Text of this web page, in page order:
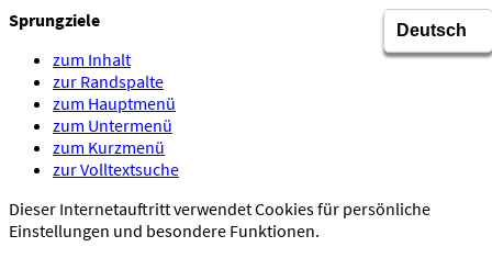
Sprungziele
zum Inhalt
zur Randspalte
zum Hauptmenü
zum Untermenü
zum Kurzmenü
zur Volltextsuche
Dieser Internetauftritt verwendet Cookies für persönliche
Einstellungen und besondere Funktionen.